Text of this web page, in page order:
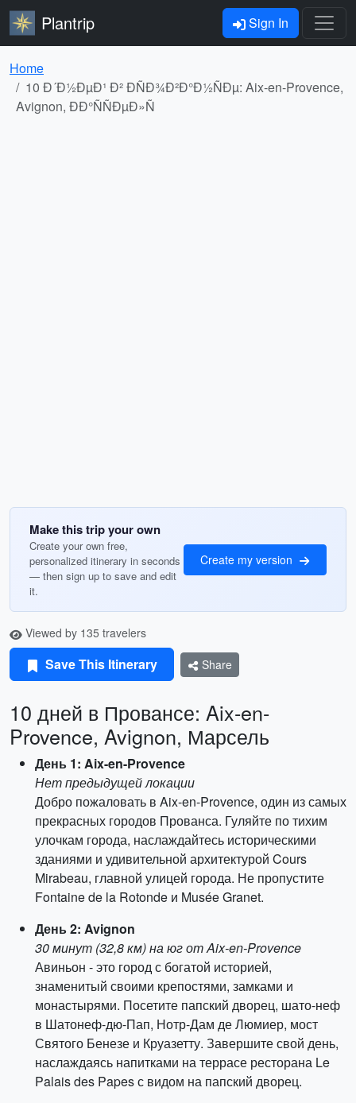
Plantrip Sign In
Home
10 Ð´Ð½ÐµÐ¹ Ð² ÐÑÐ¾Ð²Ð°Ð½ÑÐµ: Aix-en-Provence,
Avignon, ÐÐ°ÑÑÐµÐ»Ñ
Make this trip your own
Create your own free,
personalized itinerary in seconds
— then sign up to save and edit
it.
Create my version
Viewed by 135 travelers
Save This Itinerary Share
10 дней в Провансе: Aix-en-
Provence, Avignon, Марсель
День 1: Aix-en-Provence
Нет предыдущей локации
Добро пожаловать в Aix-en-Provence, один из самых
прекрасных городов Прованса. Гуляйте по тихим
улочкам города, наслаждайтесь историческими
зданиями и удивительной архитектурой Cours
Mirabeau, главной улицей города. Не пропустите
Fontaine de la Rotonde и Musée Granet.
День 2: Avignon
30 минут (32,8 км) на юг от Aix-en-Provence
Авиньон - это город с богатой историей,
знаменитый своими крепостями, замками и
монастырями. Посетите папский дворец, шато-неф
в Шатонеф-дю-Пап, Нотр-Дам де Люмиер, мост
Святого Бенезе и Круазетту. Завершите свой день,
наслаждаясь напитками на террасе ресторана Le
Palais des Papes с видом на папский дворец.